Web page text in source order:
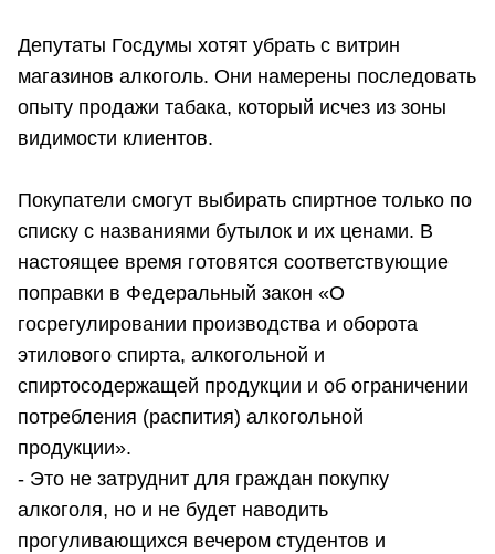
Депутаты Госдумы хотят убрать с витрин
магазинов алкоголь. Они намерены последовать
опыту продажи табака, который исчез из зоны
видимости клиентов.
Покупатели смогут выбирать спиртное только по
списку с названиями бутылок и их ценами. В
настоящее время готовятся соответствующие
поправки в Федеральный закон «О
госрегулировании производства и оборота
этилового спирта, алкогольной и
спиртосодержащей продукции и об ограничении
потребления (распития) алкогольной
продукции».
- Это не затруднит для граждан покупку
алкоголя, но и не будет наводить
прогуливающихся вечером студентов и